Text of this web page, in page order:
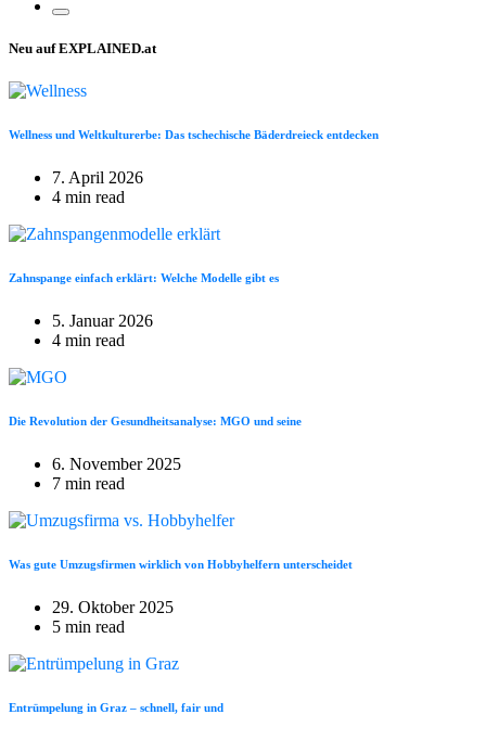
Neu auf EXPLAINED.at
Wellness und Weltkulturerbe: Das tschechische Bäderdreieck entdecken
7. April 2026
4 min read
Zahnspange einfach erklärt: Welche Modelle gibt es
5. Januar 2026
4 min read
Die Revolution der Gesundheitsanalyse: MGO und seine
6. November 2025
7 min read
Was gute Umzugsfirmen wirklich von Hobbyhelfern unterscheidet
29. Oktober 2025
5 min read
Entrümpelung in Graz – schnell, fair und